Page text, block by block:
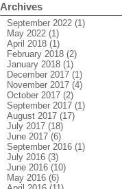
Archives
September 2022 (1)
May 2022 (1)
April 2018 (1)
February 2018 (2)
January 2018 (1)
December 2017 (1)
November 2017 (4)
October 2017 (2)
September 2017 (1)
August 2017 (17)
July 2017 (18)
June 2017 (6)
September 2016 (1)
July 2016 (3)
June 2016 (10)
May 2016 (6)